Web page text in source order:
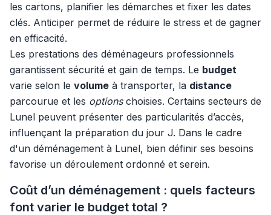
les cartons, planifier les démarches et fixer les dates
clés. Anticiper permet de réduire le stress et de gagner
en efficacité.
Les prestations des déménageurs professionnels
garantissent sécurité et gain de temps. Le budget
varie selon le volume à transporter, la distance
parcourue et les optionschoisies. Certains secteurs de
Lunel peuvent présenter des particularités d’accès,
influençant la préparation du jour J. Dans le cadre
d'un déménagement à Lunel, bien définir ses besoins
favorise un déroulement ordonné et serein.
Coût d’un déménagement : quels facteurs
font varier le budget total ?